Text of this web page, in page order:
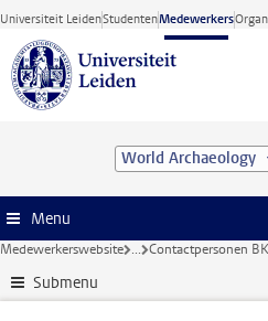
Ga direct naar de inhoud
Universiteit LeidenStudentenMedewerkers
World Archaeology
Menu
Medewerkerswebsite ... Contactpersonen
Submenu